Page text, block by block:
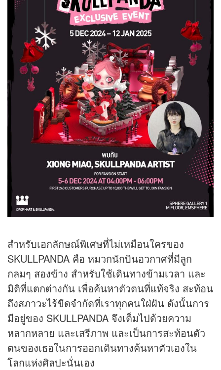
สำหรับเอกลักษณ์พิเศษที่ไม่เหมือนใครของ
SKULLPANDA คือ หมวกนักบินอวกาศที่มีลูก
กลมๆ สองข้าง สำหรับใช้เดินทางข้ามเวลา และ
มิติที่แตกต่างกัน เพื่อค้นหาตัวตนที่แท้จริง สะท้อน
ถึงสภาวะไร้ขีดจำกัดที่เราทุกคนใฝ่ฝัน ดังนั้นการ
มีอยู่ของ SKULLPANDA จึงเต็มไปด้วยความ
หลากหลาย และเสรีภาพ และเป็นการสะท้อนตัว
ตนของเธอในการออกเดินทางค้นหาตัวเองใน
โลกแห่งศิลปะนั่นเอง